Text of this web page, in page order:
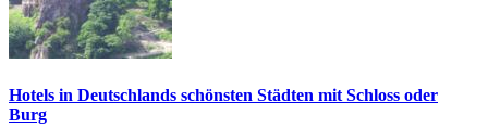
Hotels in Deutschlands schönsten Städten mit Schloss oder
Burg